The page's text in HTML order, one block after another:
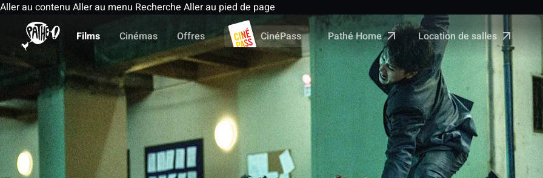
Aller au contenu Aller au menu Recherche Aller au pied de page
Films
Cinémas Offres CinéPass Pathé Home Location de salles